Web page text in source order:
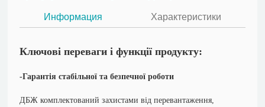
Информация Характеристики
Ключові переваги і функції продукту:
-Гарантія стабільної та безпечної роботи
ДБЖ комплектований захистами від перевантаження,